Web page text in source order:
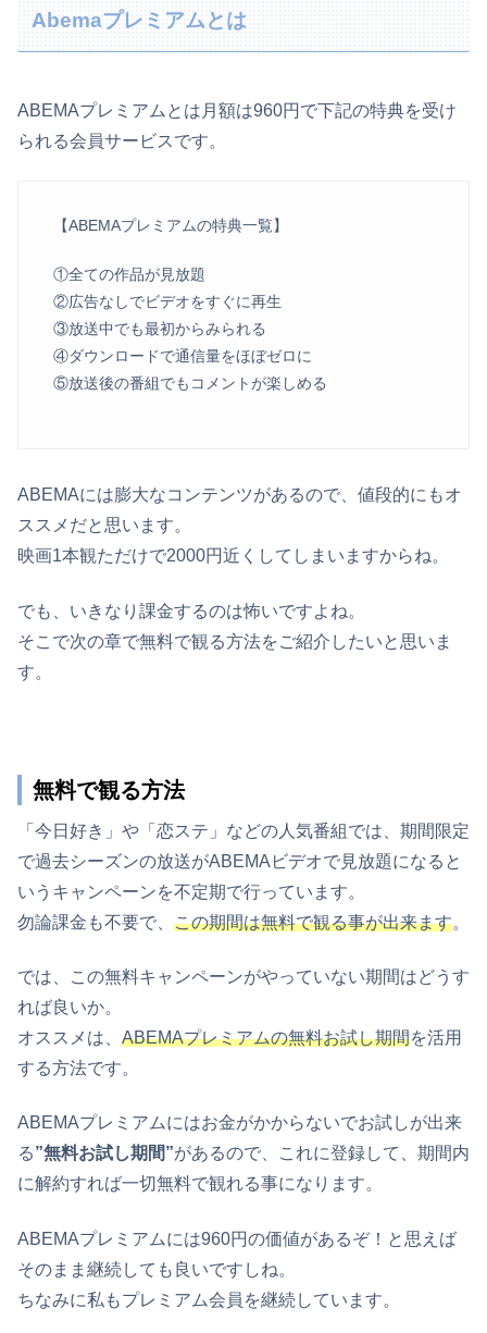
Abemaプレミアムとは
ABEMAプレミアムとは月額は960円で下記の特典を受け
られる会員サービスです。
【ABEMAプレミアムの特典一覧】
①全ての作品が見放題
②広告なしでビデオをすぐに再生
③放送中でも最初からみられる
④ダウンロードで通信量をほぼゼロに
⑤放送後の番組でもコメントが楽しめる
ABEMAには膨大なコンテンツがあるので、値段的にもオ
ススメだと思います。
映画1本観ただけで2000円近くしてしまいますからね。
でも、いきなり課金するのは怖いですよね。
そこで次の章で無料で観る方法をご紹介したいと思いま
す。
無料で観る方法
「今日好き」や「恋ステ」などの人気番組では、期間限定
で過去シーズンの放送がABEMAビデオで見放題になると
いうキャンペーンを不定期で行っています。
勿論課金も不要で、 この期間は無料で観る事が出来ます。
では、この無料キャンペーンがやっていない期間はどうす
れば良いか。
オススメは、 ABEMAプレミアムの無料お試し期間を活用
する方法です。
ABEMAプレミアムにはお金がかからないでお試しが出来
る”無料お試し期間”があるので、これに登録して、期間内
に解約すれば一切無料で観れる事になります。
ABEMAプレミアムには960円の価値があるぞ！と思えば
そのまま継続しても良いですしね。
ちなみに私もプレミアム会員を継続しています。